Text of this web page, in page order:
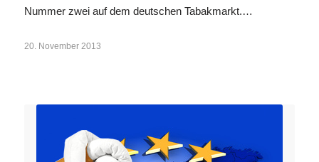
Nummer zwei auf dem deutschen Tabakmarkt.…
20. November 2013